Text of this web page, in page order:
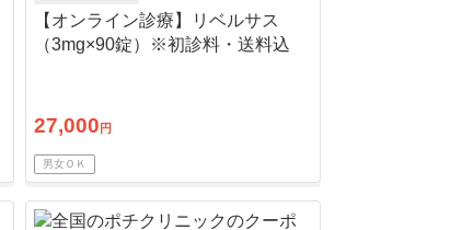
【オンライン診療】リベルサス
（3mg×90錠）※初診料・送料込
27,000 円
男女ＯＫ